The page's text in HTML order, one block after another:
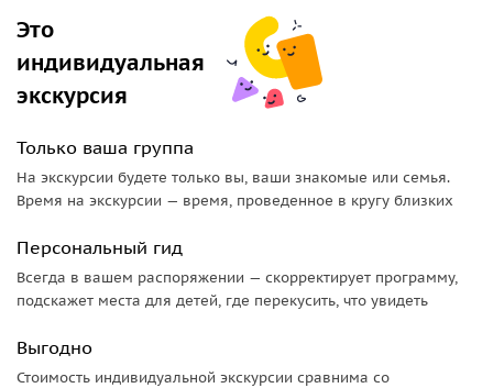
Это
индивидуальная
экскурсия
Только ваша группа
На экскурсии будете только вы, ваши знакомые или семья.
Время на экскурсии — время, проведенное в кругу близких
Персональный гид
Всегда в вашем распоряжении — скорректирует программу,
подскажет места для детей, где перекусить, что увидеть
Выгодно
Стоимость индивидуальной экскурсии сравнима со